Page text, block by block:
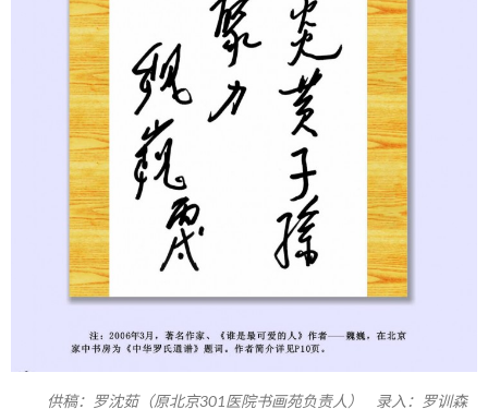
供稿：罗沈茹（原北京301医院书画苑负责人） 录入：罗训森